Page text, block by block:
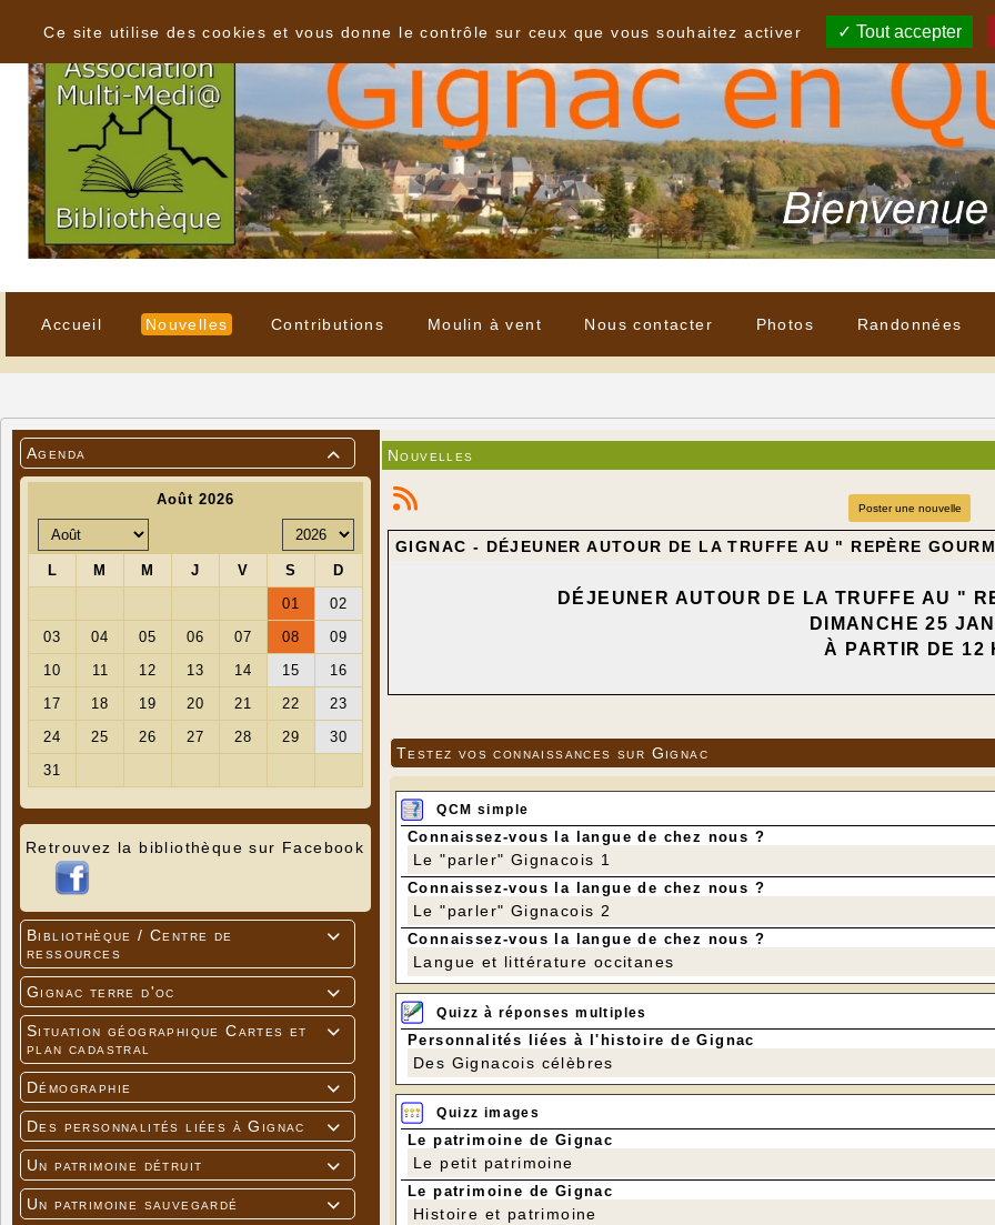
Accueil Nouvelles Contributions Moulin à vent Nous contacter Photos Randonnées

Agenda
Retrouvez la bibliothèque sur Facebook

Bibliothèque / Centre de
ressources

Gignac terre d'oc

Situation géographique Cartes et
plan cadastral

Démographie

Des personnalités liées à Gignac

Un patrimoine détruit

Un patrimoine sauvegardé
Nouvelles
Poster une nouvelle
GIGNAC - DÉJEUNER AUTOUR DE LA TRUFFE AU " REPÈRE
DÉJEUNER AUTOUR DE LA TRUFFE AU "
DIMANCHE 25
À PARTIR DE 12
Après la pause annuelle, place à
En espérant que l’année ait bien commencé pour
Testez vos connaissances sur Gignac
QCM simple
Connaissez-vous la langue de chez nous ?
Le "parler" Gignacois 1
Connaissez-vous la langue de chez nous ?
Le "parler" Gignacois 2
Connaissez-vous la langue de chez nous ?
Langue et littérature occitanes
Quizz à réponses multiples
Personnalités liées à l'histoire de Gignac
Des Gignacois célèbres
Quizz images
Le patrimoine de Gignac
Le petit patrimoine
Le patrimoine de Gignac
Histoire et patrimoine
Ce site utilise des cookies et vous donne le contrôle sur ceux que vous souhaitez activer
Tout accepter